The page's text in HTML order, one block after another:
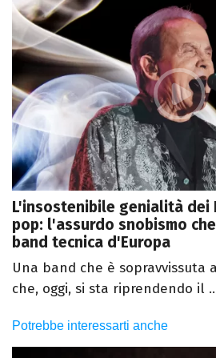
L'insostenibile genialità dei
pop: l'assurdo snobismo
band tecnica d'Europa
Una band che è sopravvissuta
che, oggi, si sta riprendendo il